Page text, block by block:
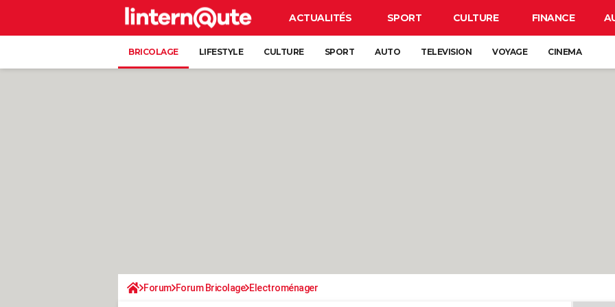
ACTUALITÉS SPORT CULTURE FINANCE
BRICOLAGE LIFESTYLE CULTURE SPORT AUTO TELEVISION VOYAGE CINEMA
Forum Forum Bricolage Electroménager